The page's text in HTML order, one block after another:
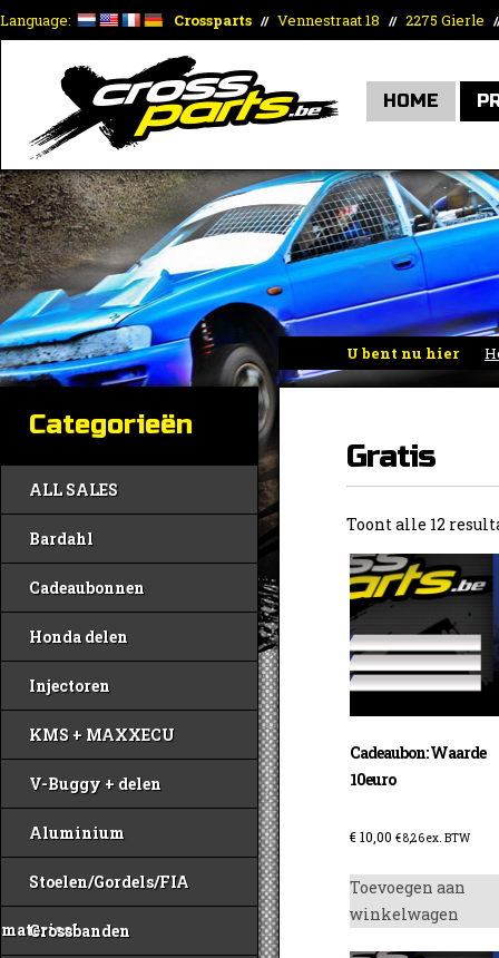
Language: Crossparts // Vennestraat 18 // 2275 Gierle
HOME
U bent nu hier
Categorieën
ALL SALES
Bardahl
Cadeaubonnen
Honda delen
Injectoren
KMS + MAXXECU
V-Buggy + delen
Aluminium
Stoelen/Gordels/FIA
materiaal
Crossbanden
Gratis
Toont alle 12
Cadeaubon: Waarde
10euro
€10,00 €8,26ex. BTW
Toevoegen aan
winkelwagen